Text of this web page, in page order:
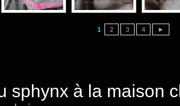
1 2 3 4 ►
sphynx à la maison